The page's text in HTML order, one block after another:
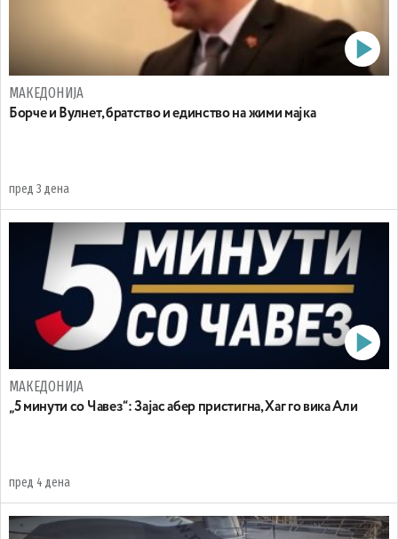
МАКЕДОНИЈА
Борче и Вулнет, братство и единство на жими мајка
пред 3 дена
МАКЕДОНИЈА
„5 минути со Чавез“: Зајас абер пристигна, Хаг го вика Али
пред 4 дена